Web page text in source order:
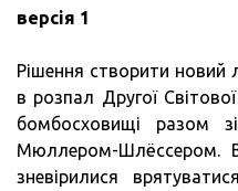
версія 1
Рішення створити новий
в розпал Другої
бомбосховищі разом
Мюллером-Шлёссером.
зневірилися